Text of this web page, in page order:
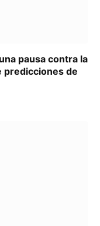
pausa contra la
predicciones de